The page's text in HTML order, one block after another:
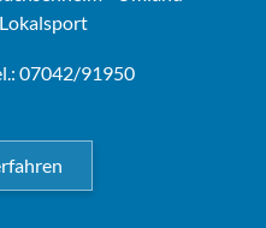
Lokalsport
07042/91950